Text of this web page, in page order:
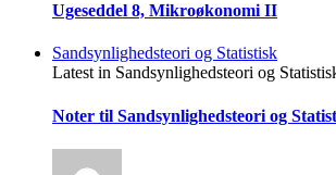
Ugeseddel 8, Mikroøkonomi II
Sandsynlighedsteori og Statistisk
Latest in Sandsynlighedsteori og
Noter til Sandsynlighedsteori og